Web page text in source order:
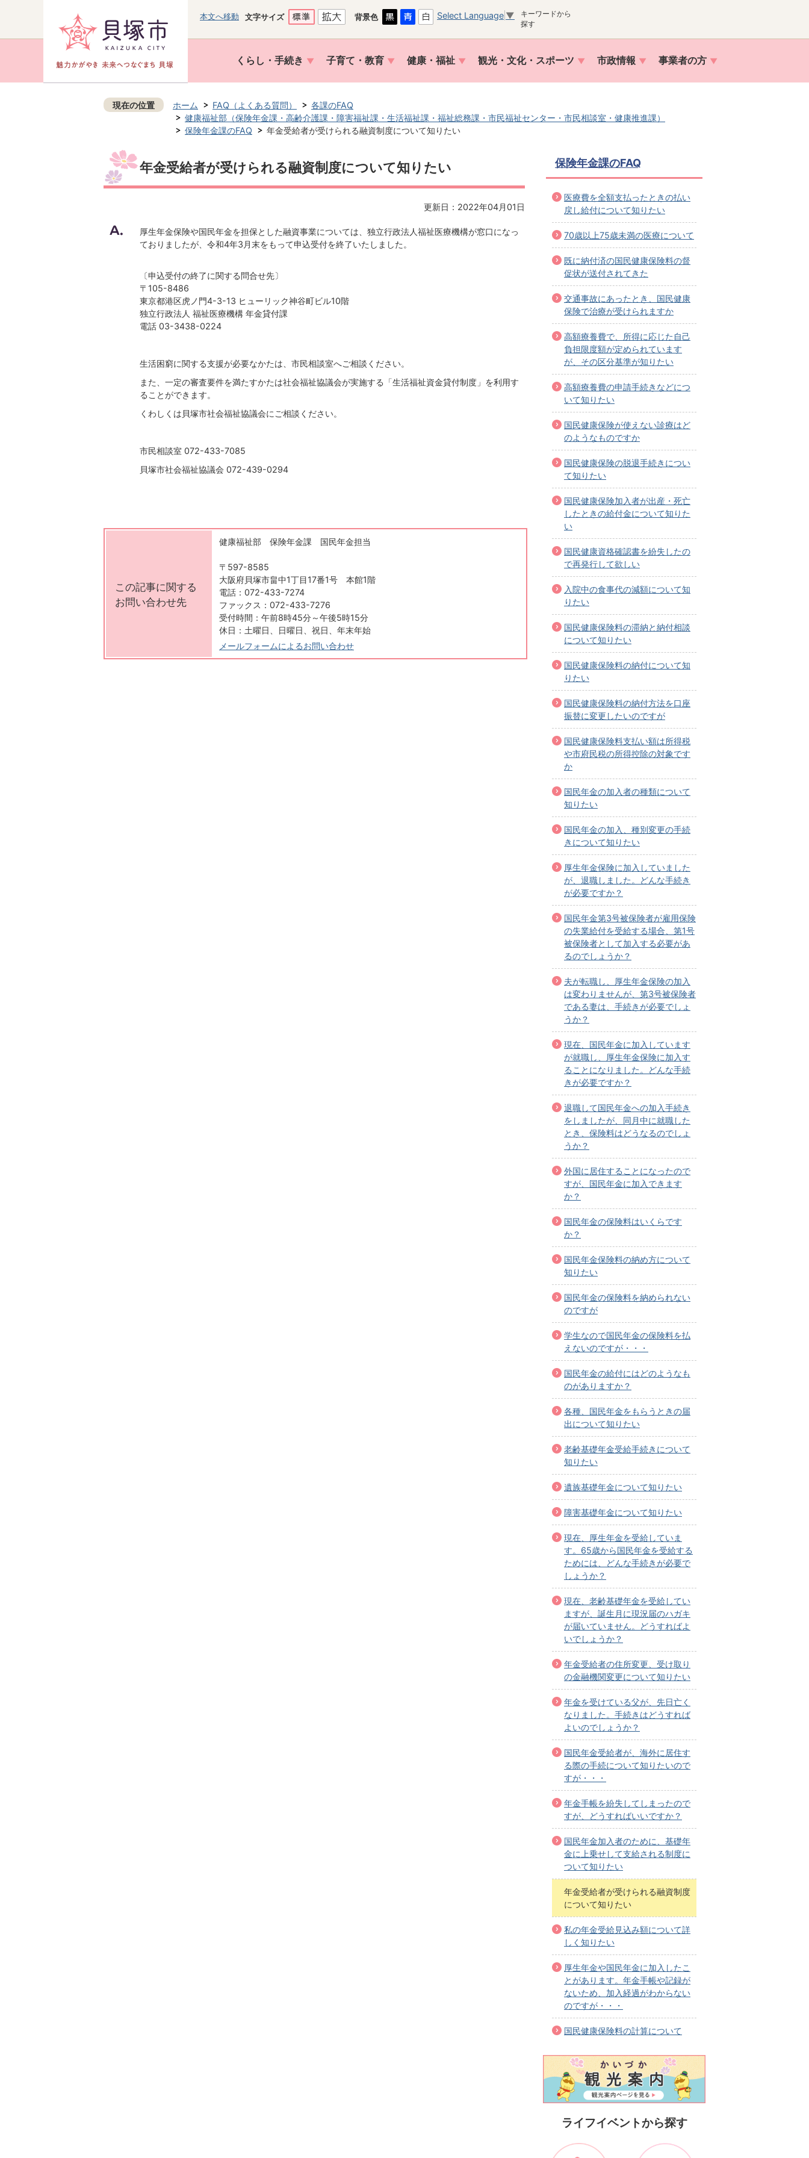
本文へ移動 文字サイズ 背景色 Select Language ▼
キーワードから
探す
くらし・手続き 子育て・教育 健康・福祉 観光・文化・スポーツ 市政情報 事業者の方
現在の位置 ホーム FAQ（よくある質問）
各課のFAQ
健康福祉部（保険年金課・高齢介護課・障害福祉課・生活福祉課・福祉総務課・市民福祉センター・市民相談室・健康推進課）
保険年金課のFAQ
年金受給者が受けられる融資制度について知りたい
年金受給者が受けられる融資制度について知りたい
更新日：2022年04月01日
厚生年金保険や国民年金を担保とした融資事業については、独立行政法人福祉医療機構が窓口になっ
ておりましたが、令和4年3月末をもって申込受付を終了いたしました。
〔申込受付の終了に関する問合せ先〕
〒105-8486
東京都港区虎ノ門4-3-13 ヒューリック神谷町ビル10階
独立行政法人 福祉医療機構 年金貸付課
電話 03-3438-0224
生活困窮に関する支援が必要なかたは、市民相談室へご相談ください。
また、一定の審査要件を満たすかたは社会福祉協議会が実施する「生活福祉資金貸付制度」を利用す
ることができます。
くわしくは貝塚市社会福祉協議会にご相談ください。
市民相談室 072-433-7085
貝塚市社会福祉協議会 072-439-0294
この記事に関する
お問い合わせ先
健康福祉部 保険年金課 国民年金担当
〒597-8585
大阪府貝塚市畠中1丁目17番1号 本館1階
電話：072-433-7274
ファックス：072-433-7276
受付時間：午前8時45分～午後5時15分
休日：土曜日、日曜日、祝日、年末年始
メールフォームによるお問い合わせ
保険年金課のFAQ
医療費を全額支払ったときの払い
戻し給付について知りたい
70歳以上75歳未満の医療について
既に納付済の国民健康保険料の督
促状が送付されてきた
交通事故にあったとき、国民健康
保険で治療が受けられますか
高額療養費で、所得に応じた自己
負担限度額が定められています
が、その区分基準が知りたい
高額療養費の申請手続きなどにつ
いて知りたい
国民健康保険が使えない診療はど
のようなものですか
国民健康保険の脱退手続きについ
て知りたい
国民健康保険加入者が出産・死亡
したときの給付金について知りた
い
国民健康資格確認書を紛失したの
で再発行して欲しい
入院中の食事代の減額について知
りたい
国民健康保険料の滞納と納付相談
について知りたい
国民健康保険料の納付について知
りたい
国民健康保険料の納付方法を口座
振替に変更したいのですが
国民健康保険料支払い額は所得税
や市府民税の所得控除の対象です
か
国民年金の加入者の種類について
知りたい
国民年金の加入、種別変更の手続
きについて知りたい
厚生年金保険に加入していました
が、退職しました。どんな手続き
が必要ですか？
国民年金第3号被保険者が雇用保険
の失業給付を受給する場合、第1号
被保険者として加入する必要があ
るのでしょうか？
夫が転職し、厚生年金保険の加入
は変わりませんが、第3号被保険者
である妻は、手続きが必要でしょ
うか？
現在、国民年金に加入しています
が就職し、厚生年金保険に加入す
ることになりました。どんな手続
きが必要ですか？
退職して国民年金への加入手続き
をしましたが、同月中に就職した
とき、保険料はどうなるのでしょ
うか？
外国に居住することになったので
すが、国民年金に加入できます
か？
国民年金の保険料はいくらです
か？
国民年金保険料の納め方について
知りたい
国民年金の保険料を納められない
のですが
学生なので国民年金の保険料を払
えないのですが・・・
国民年金の給付にはどのようなも
のがありますか？
各種、国民年金をもらうときの届
出について知りたい
老齢基礎年金受給手続きについて
知りたい
遺族基礎年金について知りたい
障害基礎年金について知りたい
現在、厚生年金を受給していま
す。65歳から国民年金を受給する
ためには、どんな手続きが必要で
しょうか？
現在、老齢基礎年金を受給してい
ますが、誕生月に現況届のハガキ
が届いていません。どうすればよ
いでしょうか？
年金受給者の住所変更、受け取り
の金融機関変更について知りたい
年金を受けている父が、先日亡く
なりました。手続きはどうすれば
よいのでしょうか？
国民年金受給者が、海外に居住す
る際の手続について知りたいので
すが・・・
年金手帳を紛失してしまったので
すが、どうすればいいですか？
国民年金加入者のために、基礎年
金に上乗せして支給される制度に
ついて知りたい
年金受給者が受けられる融資制度
について知りたい
私の年金受給見込み額について詳
しく知りたい
厚生年金や国民年金に加入したこ
とがあります。年金手帳や記録が
ないため、加入経過がわからない
のですが・・・
国民健康保険料の計算について
ライフイベントから探す